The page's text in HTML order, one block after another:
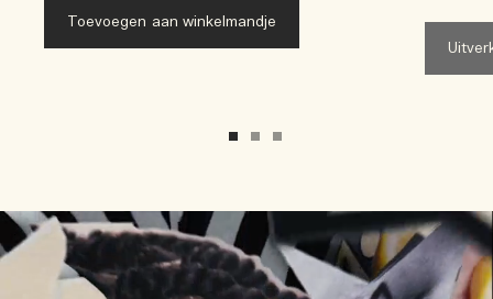
Toevoegen aan winkelmandje